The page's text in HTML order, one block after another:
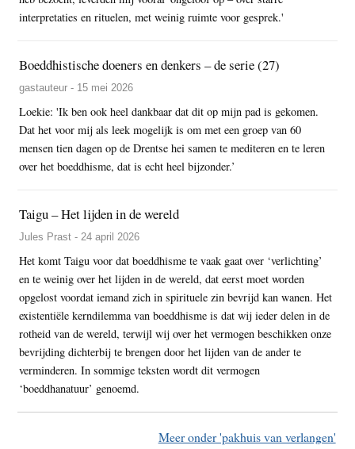
interpretaties en rituelen, met weinig ruimte voor gesprek.'
Boeddhistische doeners en denkers – de serie (27)
gastauteur - 15 mei 2026
Loekie: 'Ik ben ook heel dankbaar dat dit op mijn pad is gekomen.
Dat het voor mij als leek mogelijk is om met een groep van 60
mensen tien dagen op de Drentse hei samen te mediteren en te leren
over het boeddhisme, dat is echt heel bijzonder.’
Taigu – Het lijden in de wereld
Jules Prast - 24 april 2026
Het komt Taigu voor dat boeddhisme te vaak gaat over ‘verlichting’
en te weinig over het lijden in de wereld, dat eerst moet worden
opgelost voordat iemand zich in spirituele zin bevrijd kan wanen. Het
existentiële kerndilemma van boeddhisme is dat wij ieder delen in de
rotheid van de wereld, terwijl wij over het vermogen beschikken onze
bevrijding dichterbij te brengen door het lijden van de ander te
verminderen. In sommige teksten wordt dit vermogen
‘boeddhanatuur’ genoemd.
Meer onder 'pakhuis van verlangen'